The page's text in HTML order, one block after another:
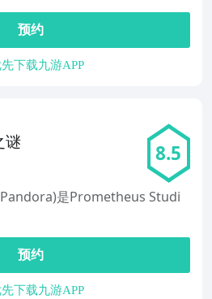
预约
下载九游APP
谜 8.5
是Prometheus Studi
预约
下载九游APP